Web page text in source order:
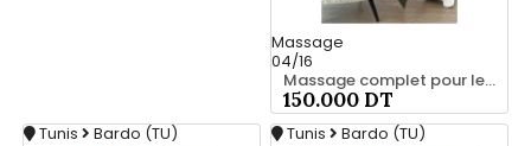
Massage
04/16
Massage complet pour les hommes srd à bardo 20466285
150.000 DT
Tunis Bardo (TU) Tunis Bardo (TU)